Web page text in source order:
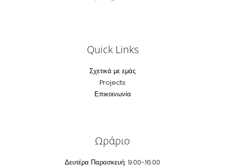
Quick Links
Σχετικά με εμάς
Projects
Επικοινωνία
Ωράριο
Δευτέρα Παρασκευή: 9:00-16:00